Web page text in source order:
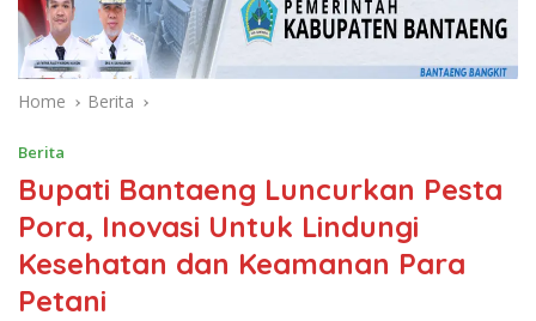
Home Berita
Berita
Bupati Bantaeng Luncurkan Pesta
Pora, Inovasi Untuk Lindungi
Kesehatan dan Keamanan Para
Petani